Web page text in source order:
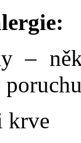
–
krve